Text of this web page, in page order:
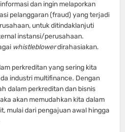
dan ingin melaporkan
pelanggaran (fraud) yang terjadi
untuk ditindaklanjuti
instansi/perusahaan.
whistleblowerdirahasiakan.
perkreditan yang sering kita
industri multifinance. Dengan
dalam perkreditan dan bisnis
akan memudahkan kita dalam
mulai dari pengajuan awal hingga